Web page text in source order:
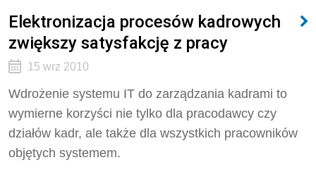
Elektronizacja procesów kadrowych
zwiększy satysfakcję z pracy
15 wrz 2010
Wdrożenie systemu IT do zarządzania kadrami to
wymierne korzyści nie tylko dla pracodawcy czy
działów kadr, ale także dla wszystkich pracowników
objętych systemem.